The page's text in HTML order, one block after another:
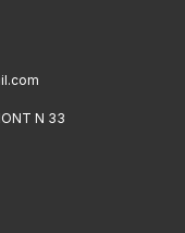
N 33